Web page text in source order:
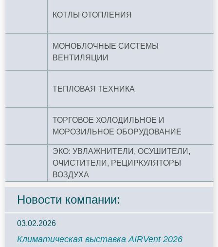
КОТЛЫ ОТОПЛЕНИЯ
МОНОБЛОЧНЫЕ СИСТЕМЫ
ВЕНТИЛЯЦИИ
ТЕПЛОВАЯ ТЕХНИКА
ТОРГОВОЕ ХОЛОДИЛЬНОЕ И
МОРОЗИЛЬНОЕ ОБОРУДОВАНИЕ
ЭКО: УВЛАЖНИТЕЛИ, ОСУШИТЕЛИ,
ОЧИСТИТЕЛИ, РЕЦИРКУЛЯТОРЫ
ВОЗДУХА
Новости компании:
03.02.2026
Климатическая выставка AIRVent 2026